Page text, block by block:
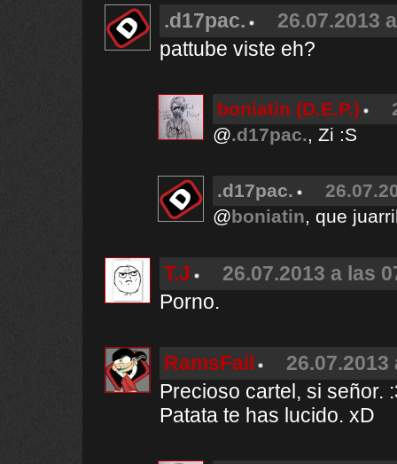
.d17pac.
26.07.2013
pattube viste eh?
boniatin (D.E.P.)
@.d17pac., Zi :S
.d17pac.
@boniatin, que
T.J
26.07.2013 a las
Porno.
RamsFail
Precioso cartel, si señor.
Patata te has lucido. xD